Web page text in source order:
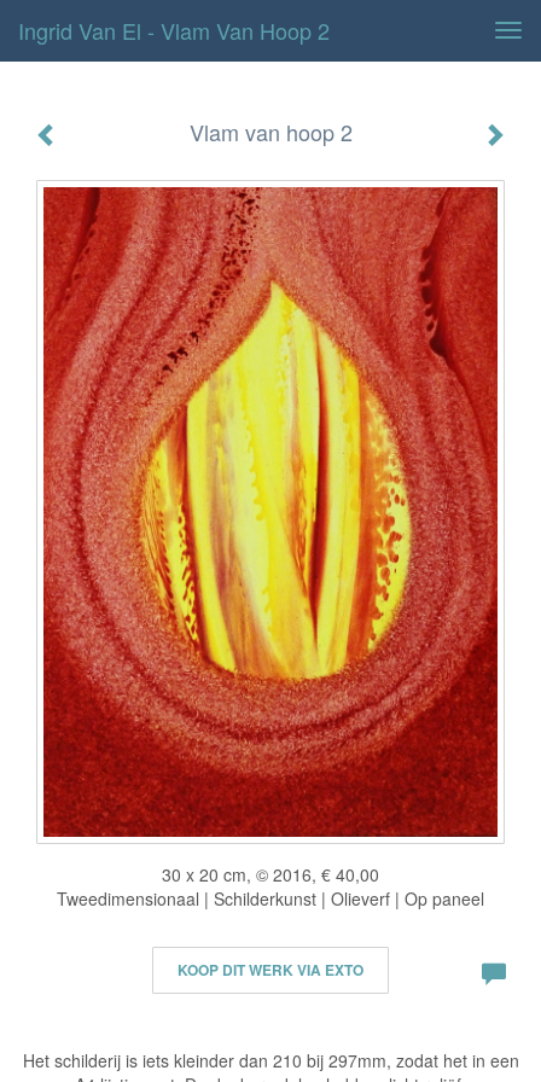
Ingrid Van El - Vlam Van Hoop 2
Vlam van hoop 2
30 x 20 cm, © 2016, € 40,00
Tweedimensionaal | Schilderkunst | Olieverf | Op paneel
KOOP DIT WERK VIA EXTO
Het schilderij is iets kleinder dan 210 bij 297mm, zodat het in een